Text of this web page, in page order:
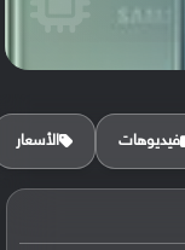
فيديوهات الأسعار